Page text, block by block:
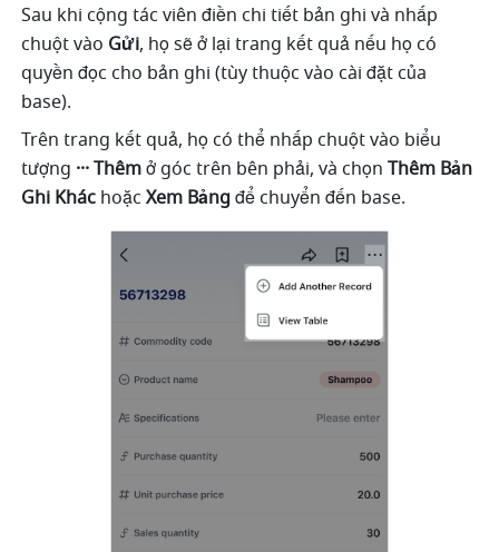
Sau khi cộng tác viên điền chi tiết bản ghi và nhấp
chuột vào Gửi, họ sẽ ở lại trang kết quả nếu họ có
quyền đọc cho bản ghi (tùy thuộc vào cài đặt của
base).
Trên trang kết quả, họ có thể nhấp chuột vào biểu
tượng ··· Thêm ở góc trên bên phải, và chọn Thêm Bản
Ghi Khác hoặc Xem Bảng để chuyển đến base.